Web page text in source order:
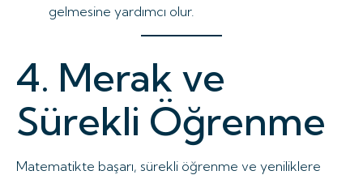
gelmesine yardımcı olur.
4. Merak ve
Sürekli Öğrenme
Matematikte başarı, sürekli öğrenme ve yeniliklere